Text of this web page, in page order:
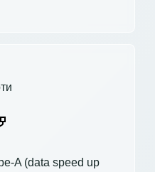
A (data speed up